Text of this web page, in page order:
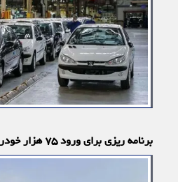
برنامه ریزی برای ورود ۷۵ هزار خودروی به کشور